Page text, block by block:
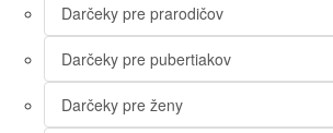
Darčeky pre prarodičov
Darčeky pre pubertiakov
Darčeky pre ženy